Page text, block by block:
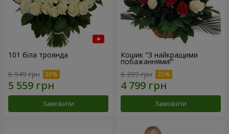
101 біла троянда
6 949 грн
Замовити
Кошик "З найкращими
побажаннями!"
6 399 грн
Замовити